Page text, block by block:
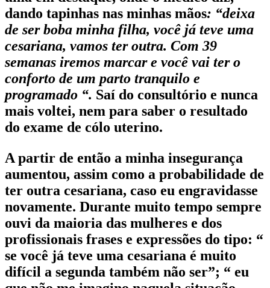
dando tapinhas nas minhas mãos: “deixa
de ser boba minha filha, você já teve uma
cesariana, vamos ter outra. Com 39
semanas iremos marcar e você vai ter o
conforto de um parto tranquilo e
programado “. Saí do consultório e nunca
mais voltei, nem para saber o resultado
do exame de cólo uterino.
A partir de então a minha insegurança
aumentou, assim como a probabilidade de
ter outra cesariana, caso eu engravidasse
novamente. Durante muito tempo sempre
ouvi da maioria das mulheres e dos
profissionais frases e expressões do tipo: “
se você já teve uma cesariana é muito
difícil a segunda também não ser”; “ eu